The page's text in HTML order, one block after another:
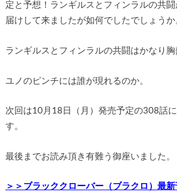
定と予想！ランギルスとフィンラルの共
届けして来ましたが如何でしたでしょうか
ランギルスとフィンラルの共闘はかなり胸
ユノのピンチには誰が現れるのか。
次回は10月18日（月）発売予定の308話
す。
最後までお読み頂き有難う御座いました。
＞＞ブラッククローバー（ブラクロ）最